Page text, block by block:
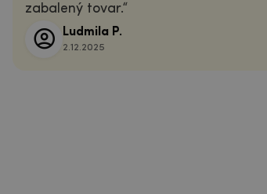
zabalený tovar.
Ludmila P.
2.12.2025